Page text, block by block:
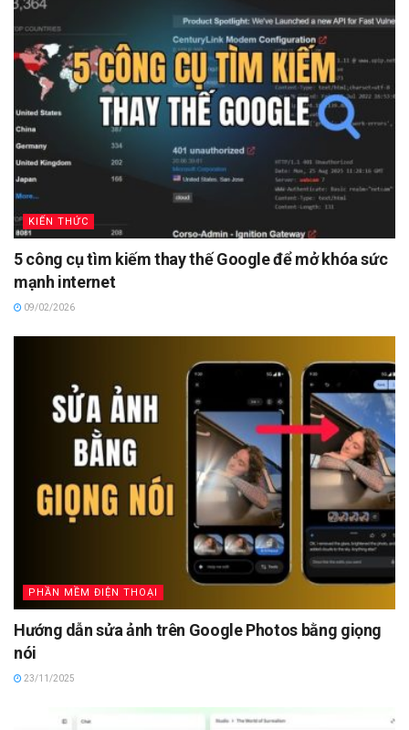
KIẾN THỨC
5 công cụ tìm kiếm thay thế Google để mở khóa sức
mạnh internet
09/02/2026
PHẦN MỀM ĐIỆN THOẠI
Hướng dẫn sửa ảnh trên Google Photos bằng giọng
nói
23/11/2025